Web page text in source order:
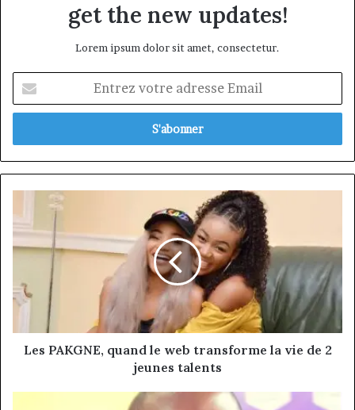
get the new updates!
Lorem ipsum dolor sit amet, consectetur.
votre
adresse
PAKGNE,
quand
le
transforme
la
de
Les PAKGNE, quand le web transforme la vie de 2
jeunes talents